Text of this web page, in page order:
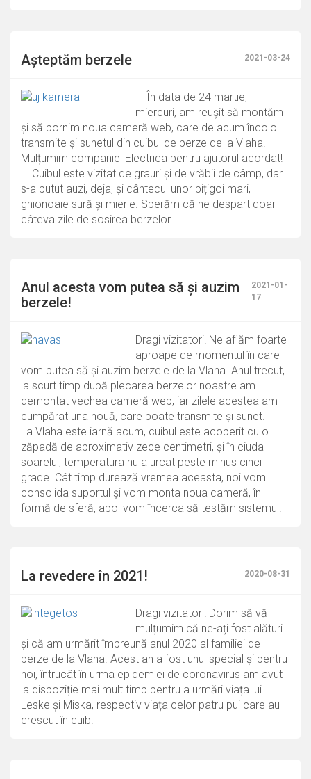
Așteptăm berzele 2021-03-24
În data de 24 martie,
miercuri, am reușit să montăm
și să pornim noua cameră web, care de acum încolo
transmite și sunetul din cuibul de berze de la Vlaha.
Mulțumim companiei Electrica pentru ajutorul acordat!
Cuibul este vizitat de grauri și de vrăbii de câmp, dar
s-a putut auzi, deja, și cântecul unor pițigoi mari,
ghionoaie sură și mierle. Sperăm că ne despart doar
câteva zile de sosirea berzelor.
Anul acesta vom putea să și auzim
berzele!
2021-01-
17
Dragi vizitatori! Ne aflăm foarte
aproape de momentul în care
vom putea să și auzim berzele de la Vlaha. Anul trecut,
la scurt timp după plecarea berzelor noastre am
demontat vechea cameră web, iar zilele acestea am
cumpărat una nouă, care poate transmite și sunet.
La Vlaha este iarnă acum, cuibul este acoperit cu o
zăpadă de aproximativ zece centimetri, și în ciuda
soarelui, temperatura nu a urcat peste minus cinci
grade. Cât timp durează vremea aceasta, noi vom
consolida suportul și vom monta noua cameră, în
formă de sferă, apoi vom încerca să testăm sistemul.
La revedere în 2021! 2020-08-31
Dragi vizitatori! Dorim să vă
mulțumim că ne-ați fost alături
și că am urmărit împreună anul 2020 al familiei de
berze de la Vlaha. Acest an a fost unul special și pentru
noi, întrucât în urma epidemiei de coronavirus am avut
la dispoziție mai mult timp pentru a urmări viața lui
Leske și Miska, respectiv viața celor patru pui care au
crescut în cuib.